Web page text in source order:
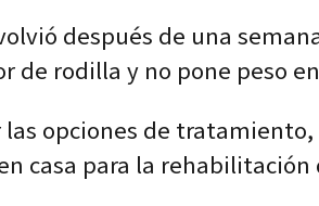
después de una
de rodilla y no pone peso
opciones de
casa para la